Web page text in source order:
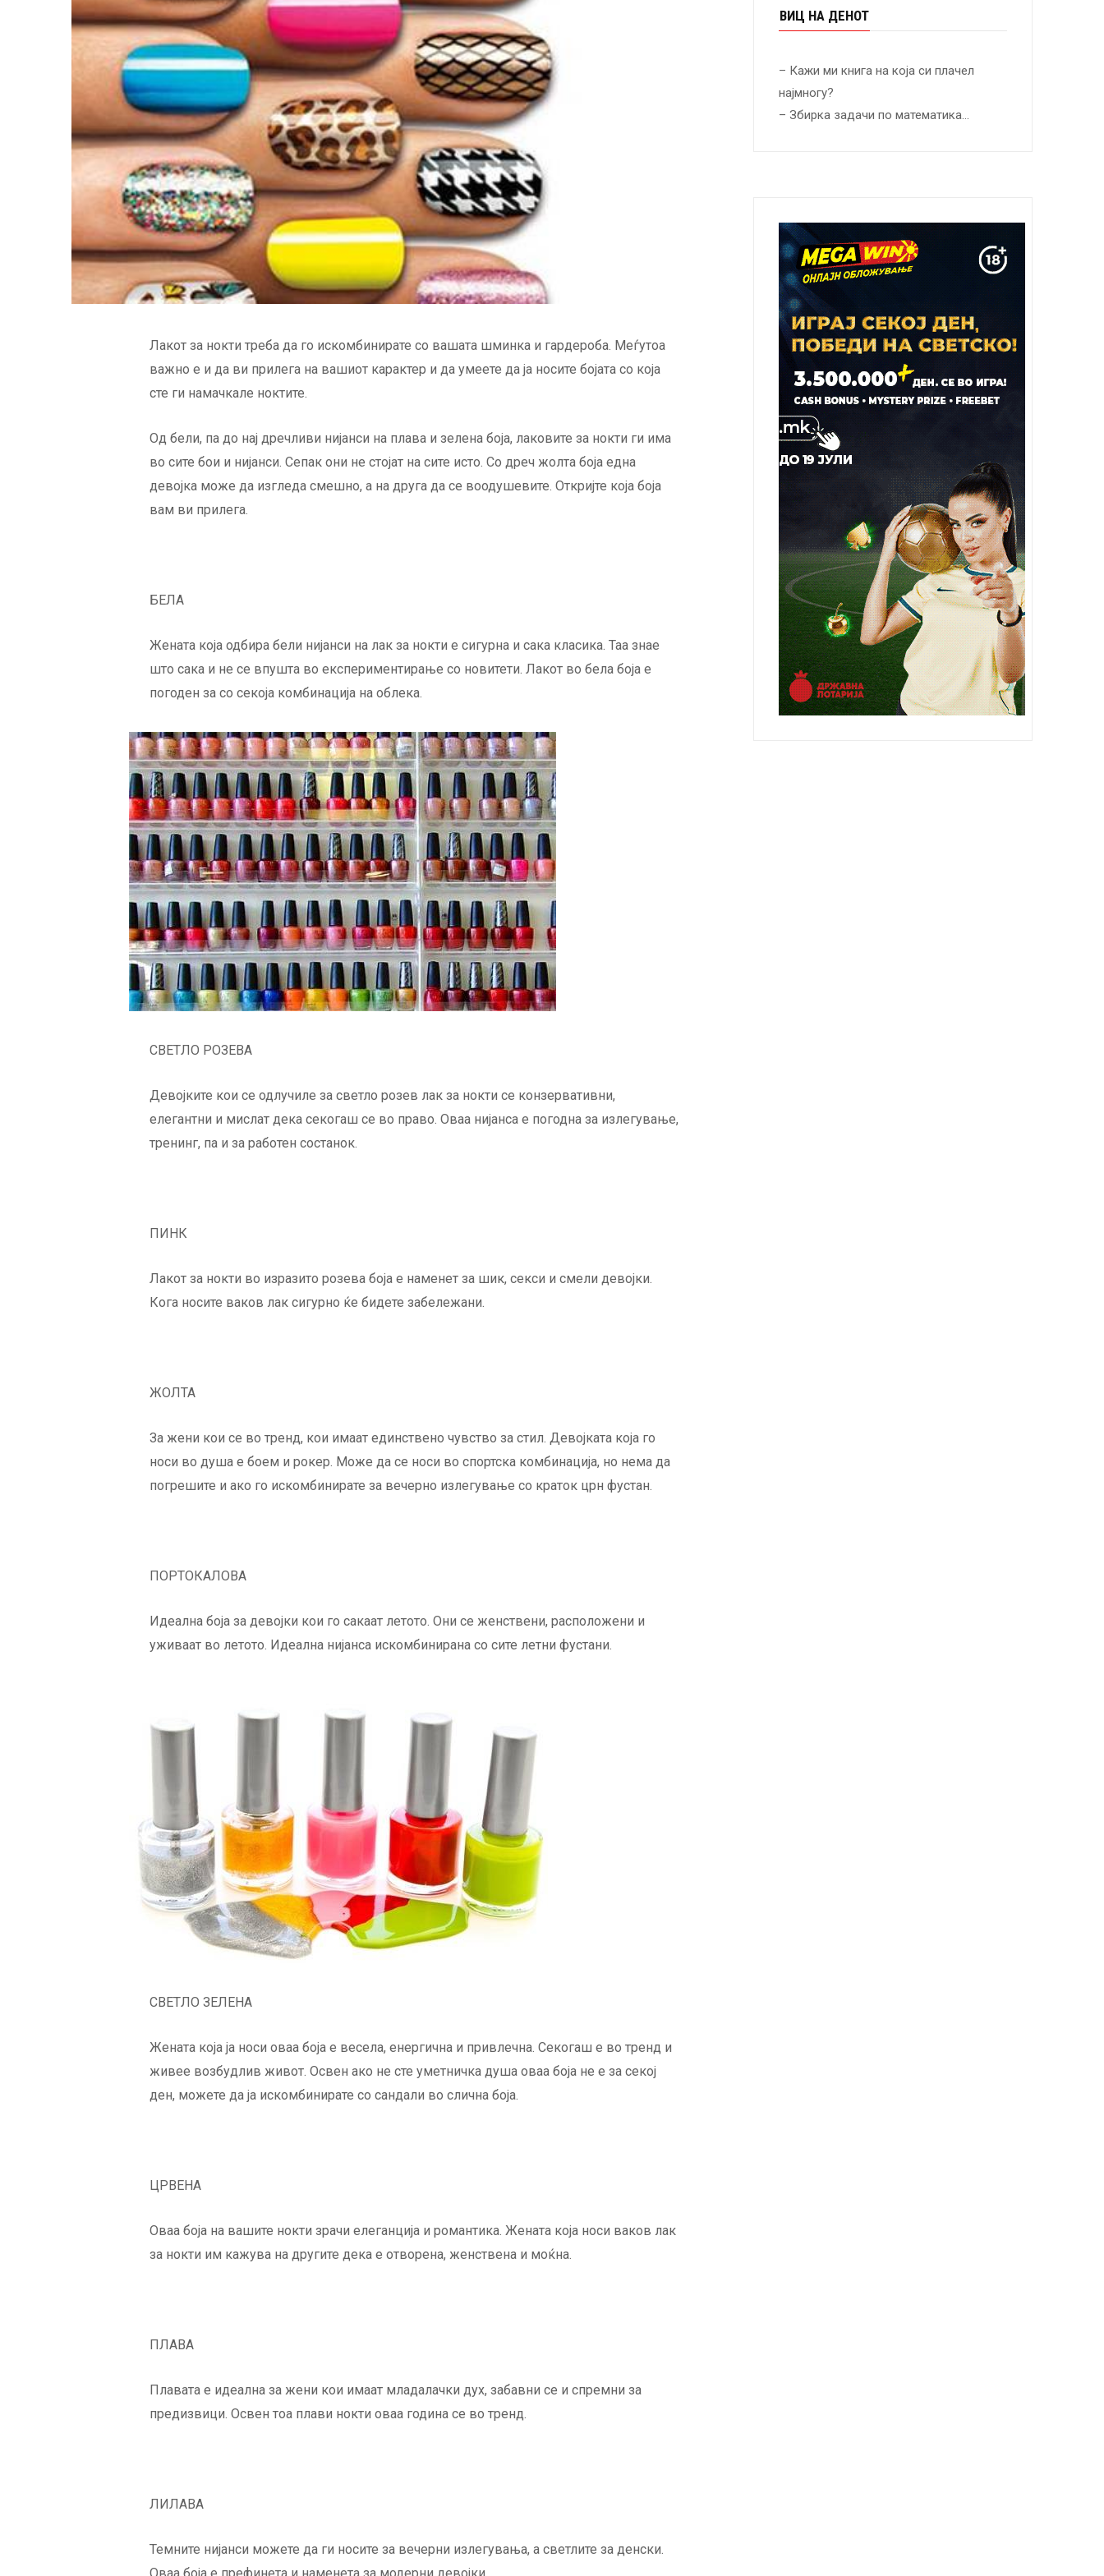
Лакот за нокти треба да го искомбинирате со вашата шминка и гардероба. Меѓутоа
важно е и да ви прилега на вашиот карактер и да умеете да ја носите бојата со која
сте ги намачкале ноктите.
Од бели, па до нај дречливи нијанси на плава и зелена боја, лаковите за нокти ги има
во сите бои и нијанси. Сепак они не стојат на сите исто. Со дреч жолта боја една
девојка може да изгледа смешно, а на друга да се воодушевите. Откријте која боја
вам ви прилега.
БЕЛА
Жената која одбира бели нијанси на лак за нокти е сигурна и сака класика. Таа знае
што сака и не се впушта во експериментирање со новитети. Лакот во бела боја е
погоден за со секоја комбинација на облека.
СВЕТЛО РОЗЕВА
Девојките кои се одлучиле за светло розев лак за нокти се конзервативни,
елегантни и мислат дека секогаш се во право. Оваа нијанса е погодна за излегување,
тренинг, па и за работен состанок.
ПИНК
Лакот за нокти во изразито розева боја е наменет за шик, секси и смели девојки.
Кога носите ваков лак сигурно ќе бидете забележани.
ЖОЛТА
За жени кои се во тренд, кои имаат единствено чувство за стил. Девојката која го
носи во душа е боем и рокер. Може да се носи во спортска комбинација, но нема да
погрешите и ако го искомбинирате за вечерно излегување со краток црн фустан.
ПОРТОКАЛОВА
Идеална боја за девојки кои го сакаат летото. Они се женствени, расположени и
уживаат во летото. Идеална нијанса искомбинирана со сите летни фустани.
СВЕТЛО ЗЕЛЕНА
Жената која ја носи оваа боја е весела, енергична и привлечна. Секогаш е во тренд и
живее возбудлив живот. Освен ако не сте уметничка душа оваа боја не е за секој
ден, можете да ја искомбинирате со сандали во слична боја.
ЦРВЕНА
Оваа боја на вашите нокти зрачи елеганција и романтика. Жената која носи ваков лак
за нокти им кажува на другите дека е отворена, женствена и моќна.
ПЛАВА
Плавата е идеална за жени кои имаат младалачки дух, забавни се и спремни за
предизвици. Освен тоа плави нокти оваа година се во тренд.
ЛИЛАВА
Темните нијанси можете да ги носите за вечерни излегувања, а светлите за денски.
ВИЦ НА ДЕНОТ
– Кажи ми книга на која си плачел
најмногу?
– Збирка задачи по математика…